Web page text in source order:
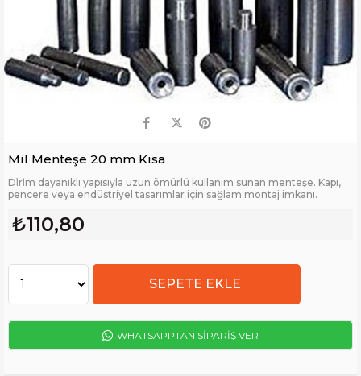
Mil Menteşe 20 mm Kısa
Di̇ri̇m dayanıklı yapısıyla uzun ömürlü kullanım sunan menteşe. Kapı,
pencere veya endüstriyel tasarımlar için sağlam montaj imkanı.
₺110,80
WHATSAPPTAN SİPARİŞ VER